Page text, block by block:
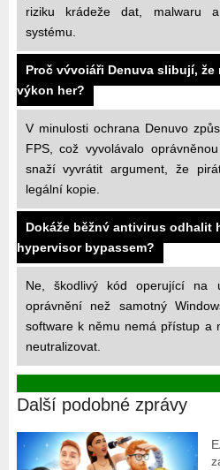
riziku krádeže dat, malwaru
systému.
Proč vývojáři Denuva slibují,
výkon her?
V minulosti ochrana Denuvo
FPS, což vyvolávalo
snaží vyvrátit argument, že
legální kopie.
Dokáže běžný antivirus odhalit
hypervisor bypassem?
Ne, škodlivý kód operující na
oprávnění než samotný
software k němu nemá přístup a
neutralizovat.
Další podobné zprávy